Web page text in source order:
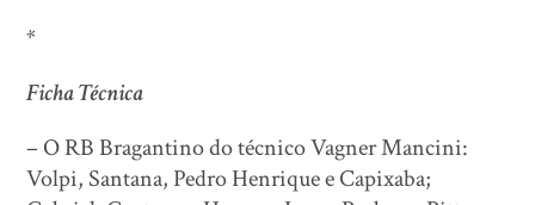
*
Ficha Técnica
– O RB Bragantino do técnico Vagner Mancini:
Volpi, Santana, Pedro Henrique e Capixaba;